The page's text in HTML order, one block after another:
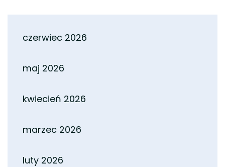
czerwiec 2026
maj 2026
kwiecień 2026
marzec 2026
luty 2026